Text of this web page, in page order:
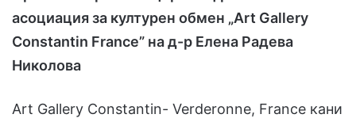
асоциация за културен обмен „Art Gallery
Constantin France” на д-р Елена Радева
Николова
Art Gallery Constantin- Verderonne, France кани